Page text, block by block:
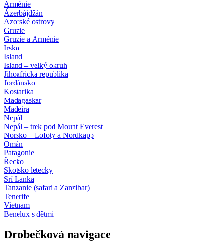
Arménie
Ázerbájdžán
Azorské ostrovy
Gruzie
Gruzie a Arménie
Irsko
Island
Island – velký okruh
Jihoafrická republika
Jordánsko
Kostarika
Madagaskar
Madeira
Nepál
Nepál – trek pod Mount Everest
Norsko – Lofoty a Nordkapp
Omán
Patagonie
Řecko
Skotsko letecky
Srí Lanka
Tanzanie (safari a Zanzibar)
Tenerife
Vietnam
Benelux s dětmi
Drobečková navigace